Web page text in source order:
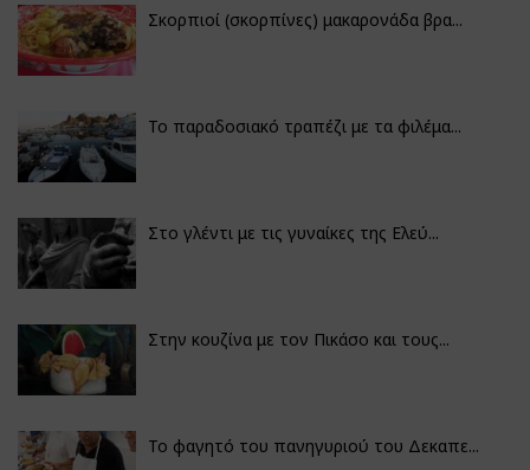
Σκορπιοί (σκορπίνες) μακαρονάδα βρα...
Το παραδοσιακό τραπέζι με τα φιλέμα...
Στο γλέντι με τις γυναίκες της Ελεύ...
Στην κουζίνα με τον Πικάσο και τους...
Το φαγητό του πανηγυριού του Δεκαπε...